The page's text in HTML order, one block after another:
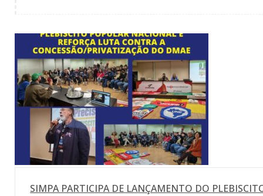
SIMPA PARTICIPA DE LANÇAMENTO DO